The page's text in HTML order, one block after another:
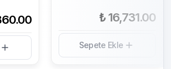
₺ 16,731.00
Sepete Ekle